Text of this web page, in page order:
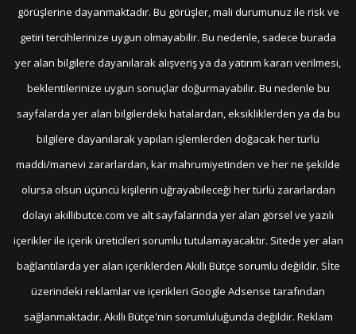
görüşlerine dayanmaktadır. Bu görüşler, mali durumunuz ile risk ve
getiri tercihlerinize uygun olmayabilir. Bu nedenle, sadece burada
yer alan bilgilere dayanılarak alışveriş ya da yatırım kararı verilmesi,
beklentilerinize uygun sonuçlar doğurmayabilir. Bu nedenle bu
sayfalarda yer alan bilgilerdeki hatalardan, eksikliklerden ya da bu
bilgilere dayanılarak yapılan işlemlerden doğacak her türlü
maddi/manevi zararlardan, kar mahrumiyetinden ve her ne şekilde
olursa olsun üçüncü kişilerin uğrayabileceği her türlü zararlardan
dolayı akillibutce.com ve alt sayfalarında yer alan görsel ve yazılı
içerikler ile içerik üreticileri sorumlu tutulamayacaktır. Sitede yer alan
bağlantılarda yer alan içeriklerden Akıllı Bütçe sorumlu değildir. Sİte
üzerindeki reklamlar ve içerikleri Google Adsense tarafından
sağlanmaktadır. Akıllı Bütçe'nin sorumluluğunda değildir. Reklam